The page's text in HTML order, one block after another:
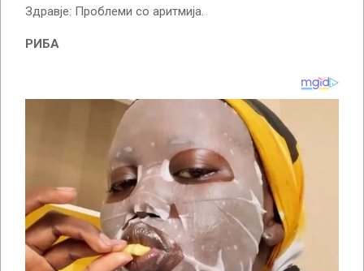
Здравје: Проблеми со аритмија.
РИБА